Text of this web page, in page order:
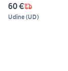
60 €
Udine(UD)